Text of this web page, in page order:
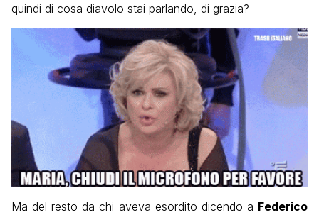
quindi di cosa diavolo stai parlando, di grazia?
Ma del resto da chi aveva esordito dicendo a Federico